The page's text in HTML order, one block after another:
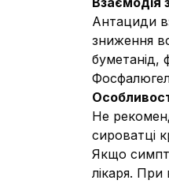
Антациди
зниження
буметанід,
Не
сироватці
Якщо
лікаря.